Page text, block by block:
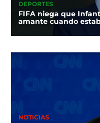
DEPORTES
FIFA niega que
amante cuando
NOTICIAS